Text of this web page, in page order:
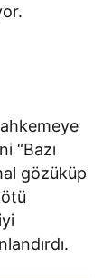
“Bazı
gözüküp